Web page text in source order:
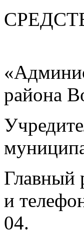
района
Главный
и
04.